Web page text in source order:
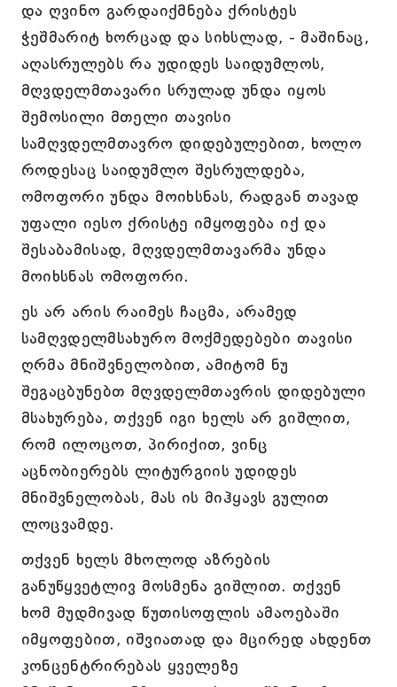
და ღვინო გარდაიქმნება ქრისტეს
ჭეშმარიტ ხორცად და სიხსლად, - მაშინაც,
აღასრულებს რა უდიდეს საიდუმლოს,
მღვდელმთავარი სრულად უნდა იყოს
შემოსილი მთელი თავისი
სამღვდელმთავრო დიდებულებით, ხოლო
როდესაც საიდუმლო შესრულდება,
ომოფორი უნდა მოიხსნას, რადგან თავად
უფალი იესო ქრისტე იმყოფება იქ და
შესაბამისად, მღვდელმთავარმა უნდა
მოიხსნას ომოფორი.
ეს არ არის რაიმეს ჩაცმა, არამედ
სამღვდელმსახურო მოქმედებები თავისი
ღრმა მნიშვნელობით, ამიტომ ნუ
შეგაცბუნებთ მღვდელმთავრის დიდებული
მსახურება, თქვენ იგი ხელს არ გიშლით,
რომ ილოცოთ, პირიქით, ვინც
აცნობიერებს ლიტურგიის უდიდეს
მნიშვნელობას, მას ის მიჰყავს გულით
ლოცვამდე.
თქვენ ხელს მხოლოდ აზრების
განუწყვეტლივ მოსმენა გიშლით. თქვენ
ხომ მუდმივად წუთისოფლის ამაოებაში
იმყოფებით, იშვიათად და მცირედ ახდენთ
კონცენტრირებას ყველეზე